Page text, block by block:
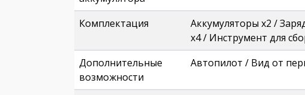
Комплектация
Аккумуляторы x2 /
x4 / Инструмент для
Дополнительные
возможности
Автопилот / Вид от